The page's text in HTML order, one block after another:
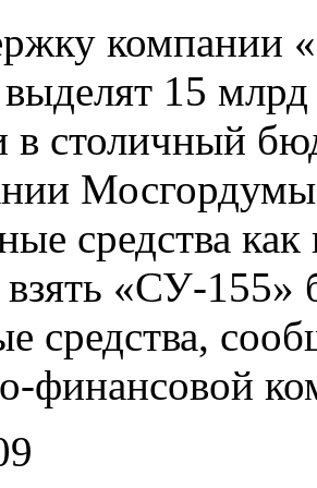
компании
15
в столичный
средства как
взять «СУ-155»
средства,
финансовой